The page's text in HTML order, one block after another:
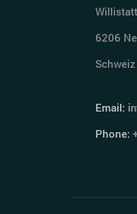
6206
Schweiz
Email:
Phone: